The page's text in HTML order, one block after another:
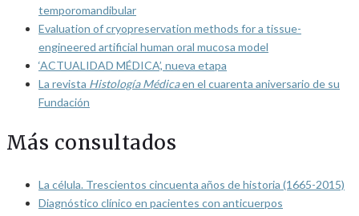
temporomandibular
Evaluation of cryopreservation methods for a tissue-
engineered artificial human oral mucosa model
‘ACTUALIDAD MÉDICA’, nueva etapa
La revista Histología Médicaen el cuarenta aniversario de su
Fundación
Más consultados
La célula. Trescientos cincuenta años de historia (1665-2015)
Diagnóstico clínico en pacientes con anticuerpos